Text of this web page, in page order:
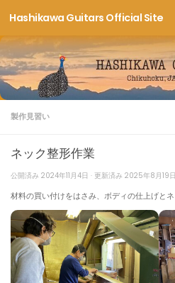
コンテンツへスキップ
Hashikawa Guitars Official Site
製作見習い
ネック整形作業
公開済み 2024年11月4日 · 更新済み 2025年8月19日
材料の買い付けをはさみ、ボディの仕上げとネ